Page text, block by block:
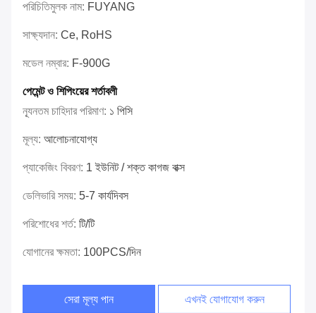
পরিচিতিমুলক নাম: FUYANG
সাক্ষ্যদান: Ce, RoHS
মডেল নম্বার: F-900G
পেমেন্ট ও শিপিংয়ের শর্তাবলী
ন্যূনতম চাহিদার পরিমাণ: ১ পিসি
মূল্য: আলোচনাযোগ্য
প্যাকেজিং বিবরণ: 1 ইউনিট / শক্ত কাগজ বাক্স
ডেলিভারি সময়: 5-7 কার্যদিবস
পরিশোধের শর্ত: টি/টি
যোগানের ক্ষমতা: 100PCS/দিন
সেরা মূল্য পান এখনই যোগাযোগ করুন